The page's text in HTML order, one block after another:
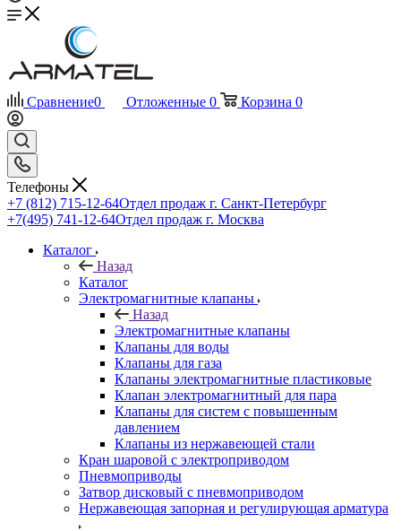
Сравнение0 Отложенные 0 Корзина 0
Телефоны
+7 (812) 715-12-64Отдел продаж г. Санкт-Петербург
+7(495) 741-12-64Отдел продаж г. Москва
Каталог
Назад
Каталог
Электромагнитные клапаны
Назад
Электромагнитные клапаны
Клапаны для воды
Клапаны для газа
Клапаны электромагнитные пластиковые
Клапан электромагнитный для пара
Клапаны для систем с повышенным
давлением
Клапаны из нержавеющей стали
Кран шаровой с электроприводом
Пневмоприводы
Затвор дисковый с пневмоприводом
Нержавеющая запорная и регулирующая арматура